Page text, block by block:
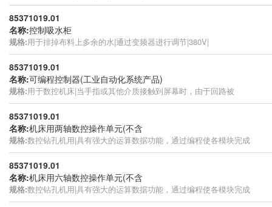
85371019.01
名称:控制吸水柜
规格:用于排掉布料上多余的水|通过变频器进行调节|380V|
85371019.01
名称:可编程控制器(工业自动化系统产品)
规格:用于数控机床|当手指或其他介质接触到屏幕时，由于回路被
85371019.01
名称:机床用两轴数控操作单元(不含
规格:数控钻孔机用|具有强大的运算数据功能，通过编程使各模块完成
85371019.01
名称:机床用六轴数控操作单元(不含
规格:数控钻孔机用|具有强大的运算数据功能，通过编程使各模块完成